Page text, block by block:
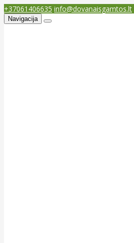
+37061406635 info@dovanaisgamtos.lt
Navigacija